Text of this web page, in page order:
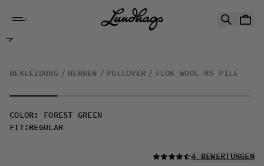
Flok Wool Ms Pile
BEKLEIDUNG HERREN PULLOVER FLOK WOOL MS PILE
COLOR :
FOREST GREEN
FIT: REGULAR
LESEN SIE ALLE
4 BEWERTUNGEN